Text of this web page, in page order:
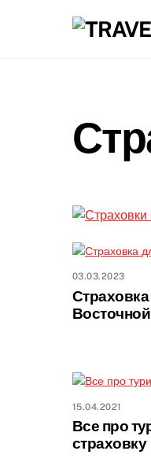
03.03.2023
15.04.2021
Все про
страховку